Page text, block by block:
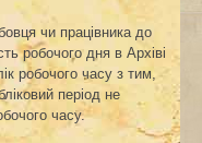
чи працівника до
робочого дня в Архіві
робочого часу з тим,
період не
часу.